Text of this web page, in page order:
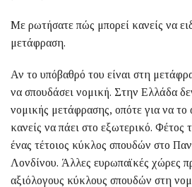
Με ρωτήσατε πώς μπορεί κανείς να
μετάφραση.
Αν το υπόβαθρό του είναι στη
να σπουδάσει νομική. Στην Ελλάδα
νομικής μετάφρασης, οπότε για να το
κανείς να πάει στο εξωτερικό. Φέτος
ένας τέτοιος κύκλος σπουδών στο
Λονδίνου. Άλλες ευρωπαϊκές χώρες
αξιόλογους κύκλους σπουδών στη